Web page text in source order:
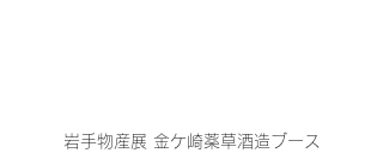
岩手物産展 金ケ崎薬草酒造ブース